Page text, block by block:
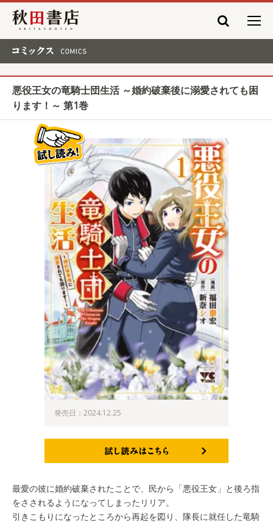
秋田書店
悪役王女の竜騎士団生活 ～婚約破棄後に溺愛されても困
ります！～ 第1巻
発売日：2024.12.25
最愛の彼に婚約破棄されたことで、民から「悪役王女」と後ろ指
をさされるようになってしまったリリア。
引きこもりになったところから再起を図り、隊長に就任した竜騎